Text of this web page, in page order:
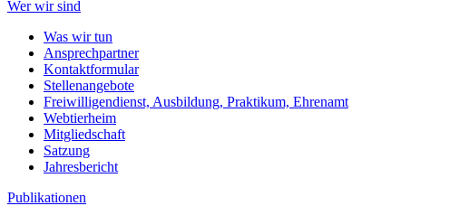
Wer wir sind
Was wir tun
Ansprechpartner
Kontaktformular
Stellenangebote
Freiwilligendienst, Ausbildung, Praktikum, Ehrenamt
Webtierheim
Mitgliedschaft
Satzung
Jahresbericht
Publikationen